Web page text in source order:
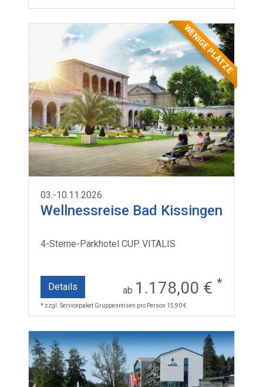
WENIGE PLÄTZE
03.-10.11.2026
Wellnessreise Bad Kissingen
4-Sterne-Parkhotel CUP VITALIS
Details ab 1.178,00 € *
* zzgl. Servicepaket Gruppenreisen pro Person 15,90 €